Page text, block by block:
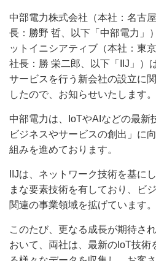
中部電力株式会社（本社：名古
長：勝野 哲、以下「中部電力」
ットイニシアティブ（本社：東
社長：勝 栄二郎、以下「IIJ」）
サービスを行う新会社の設立に
したので、お知らせいたします。
中部電力は、IoTやAIなどの最新
ビジネスやサービスの創出」に
組みを進めております。
IIJは、ネットワーク技術を基に
まな要素技術を有しており、ビ
関連の事業領域を拡げています。
このたび、更なる成長が期待さ
おいて、両社は、最新のIoT技術